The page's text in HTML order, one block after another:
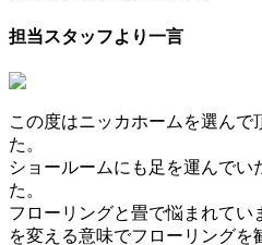
担当スタッフより一言
この度はニッカホームを選んで
た。
ショールームにも足を運んでい
た。
フローリングと畳で悩まれてい
を変える意味でフローリングを